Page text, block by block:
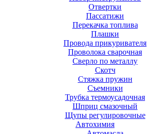
Отвертки
Пассатижи
Перекачка топлива
Плашки
Провода прикуривателя
Проволока сварочная
Сверло по металлу
Скотч
Стяжка пружин
Съемники
Трубка термоусадочная
Шприц смазочный
Щупы регулировочные
Автохимия